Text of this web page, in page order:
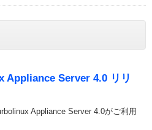
Appliance Server 4.0 リリ
Appliance Server 4.0がご利用